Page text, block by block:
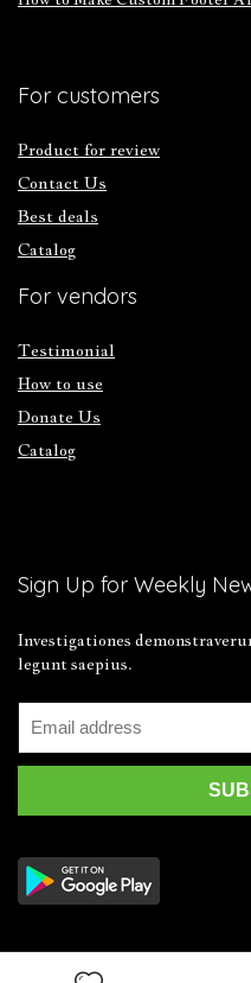
For customers
Product for review
Contact Us
Best deals
Catalog
For vendors
Testimonial
How to use
Donate Us
Catalog
Sign Up for Weekly
Investigationes
legunt saepius.